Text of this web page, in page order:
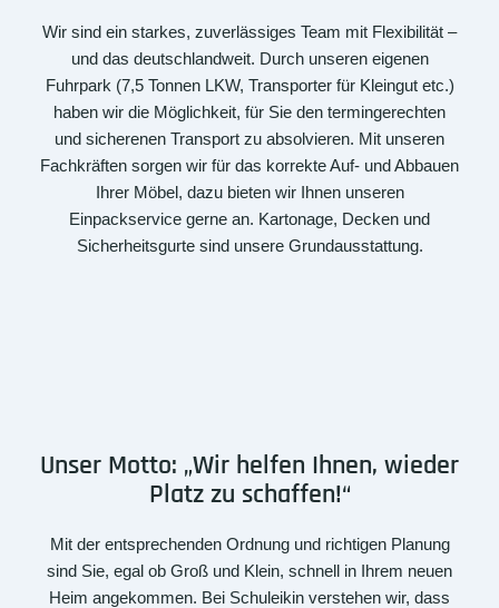
Wir sind ein starkes, zuverlässiges Team mit Flexibilität –
und das deutschlandweit. Durch unseren eigenen
Fuhrpark (7,5 Tonnen LKW, Transporter für Kleingut etc.)
haben wir die Möglichkeit, für Sie den termingerechten
und sicherenen Transport zu absolvieren. Mit unseren
Fachkräften sorgen wir für das korrekte Auf- und Abbauen
Ihrer Möbel, dazu bieten wir Ihnen unseren
Einpackservice gerne an. Kartonage, Decken und
Sicherheitsgurte sind unsere Grundausstattung.
Unser Motto: „Wir helfen Ihnen, wieder
Platz zu schaffen!“
Mit der entsprechenden Ordnung und richtigen Planung
sind Sie, egal ob Groß und Klein, schnell in Ihrem neuen
Heim angekommen. Bei Schuleikin verstehen wir, dass